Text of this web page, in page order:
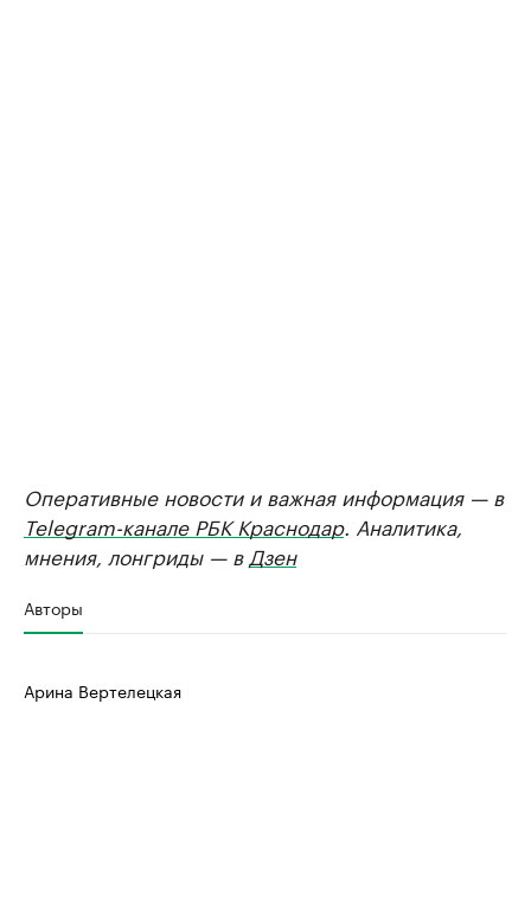
Оперативные новости и важная информация — в
Telegram-канале РБК Краснодар. Аналитика,
мнения, лонгриды — в Дзен
Авторы
Арина Вертелецкая